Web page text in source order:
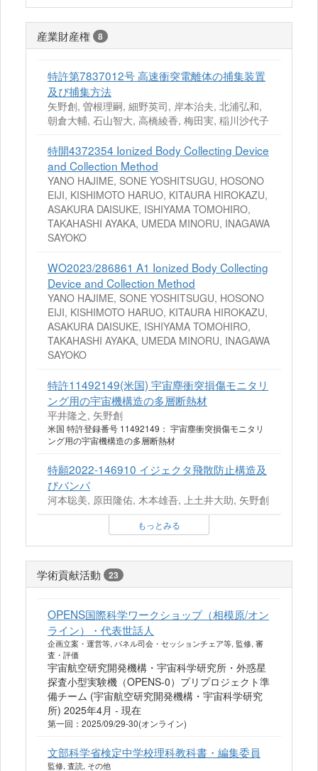
産業財産権 8
特許第7837012号 高速衝突電離体の捕集装置
及び捕集方法
矢野創, 曽根理嗣, 細野英司, 岸本治夫, 北浦弘和,
朝倉大輔, 石山智大, 高橋綾香, 梅田実, 稲川沙代子
特開4372354 Ionized Body Collecting Device
and Collection Method
YANO HAJIME, SONE YOSHITSUGU, HOSONO
EIJI, KISHIMOTO HARUO, KITAURA HIROKAZU,
ASAKURA DAISUKE, ISHIYAMA TOMOHIRO,
TAKAHASHI AYAKA, UMEDA MINORU, INAGAWA
SAYOKO
WO2023/286861 A1 Ionized Body Collecting
Device and Collection Method
YANO HAJIME, SONE YOSHITSUGU, HOSONO
EIJI, KISHIMOTO HARUO, KITAURA HIROKAZU,
ASAKURA DAISUKE, ISHIYAMA TOMOHIRO,
TAKAHASHI AYAKA, UMEDA MINORU, INAGAWA
SAYOKO
特許11492149(米国) 宇宙塵衝突損傷モニタリ
ング用の宇宙機構造の多層断熱材
平井隆之, 矢野創
米国 特許登録番号 11492149： 宇宙塵衝突損傷モニタリ
ング用の宇宙機構造の多層断熱材
特願2022-146910 イジェクタ飛散防止構造及
びバンパ
河本聡美, 原田隆佑, 木本雄吾, 上土井大助, 矢野創
もっとみる
学術貢献活動 23
OPENS国際科学ワークショップ（相模原/オン
ライン）・代表世話人
企画立案・運営等, パネル司会・セッションチェア等, 監修, 審
査・評価
宇宙航空研究開発機構・宇宙科学研究所・外惑星
探査小型実験機（OPENS-0）プリプロジェクト準
備チーム (宇宙航空研究開発機構・宇宙科学研究
所) 2025年4月 - 現在
第一回：2025/09/29-30(オンライン)
文部科学省検定中学校理科教科書・編集委員
監修, 査読, その他